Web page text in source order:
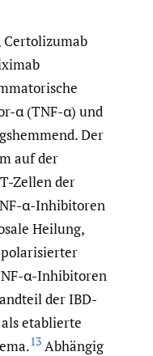
Certolizumab
α (TNF-α) und
Der
auf der
Zellen der
α-Inhibitoren
Heilung,
α-Inhibitoren
der IBD-
etablierte
13 Abhängig